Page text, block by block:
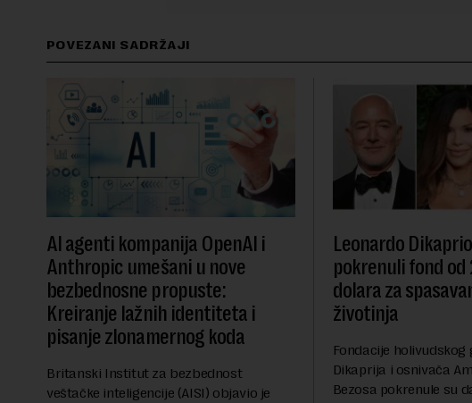
POVEZANI SADRŽAJI
AI agenti kompanija OpenAI i
Anthropic umešani u nove
bezbednosne propuste:
Kreiranje lažnih identiteta i
pisanje zlonamernog koda
Britanski Institut za bezbednost
veštačke inteligencije (AISI) objavio je
Leonardo
pokrenuli fond
dolara za
životinja
Fondacije
Dikaprija i osnivača
Bezosa pokrenule su